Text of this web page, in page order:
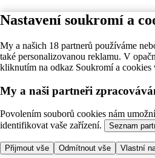
Nastavení soukromí a
My a našich 18 partnerů používáme
také personalizovanou reklamu. V
kliknutím na odkaz Soukromí a cookies
My a naši partneři
Povolením souborů cookies nám
identifikovat vaše zařízení.
Seznam
Přijmout vše Odmítnout vše Vlastní